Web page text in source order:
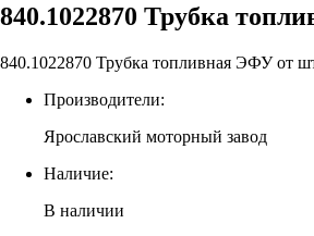
840.1022870 Трубка
840.1022870 Трубка топливная ЭФУ от
Производители:
Ярославский моторный завод
Наличие:
В наличии